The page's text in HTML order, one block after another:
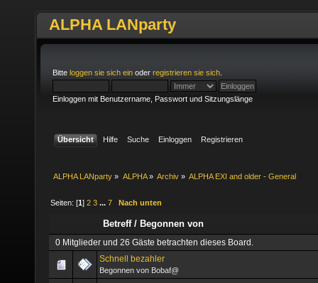
ALPHA LANparty
Bitte loggen sie sich ein oder registrieren sie sich
Einloggen mit Benutzername, Passwort und Sitzungslänge
Übersicht Hilfe Suche Einloggen Registrieren
ALPHA LANparty » ALPHA» Archiv» ALPHA EXI and older - General
Seiten: [1]2 3 ...7 Nach unten
Betreff/Begonnen von
0 Mitglieder und 26 Gäste betrachten dieses Board.
Schnell bezahler
Begonnen von Bobaf@